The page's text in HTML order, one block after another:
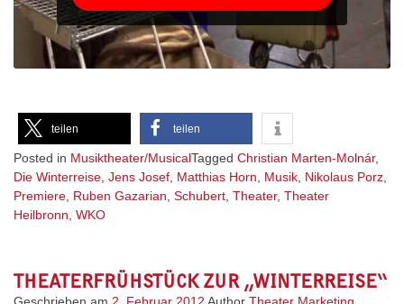
teilen teilen
Posted in Musiktheater/MusicalTagged Christian Marten-Molnár,
Die Winterreise, Jens Josef, Matthias Horn, Musik, Nikolaus Porz,
Premiere, Ruben Gazarian, Schubert, Theater, Theater
Heilbronn, WKO
THEATERFRÜHSTÜCK ZUR „WINTERREISE“